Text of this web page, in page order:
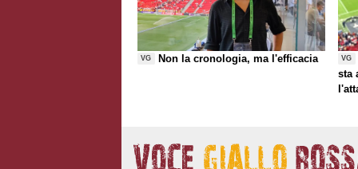
VG Non la cronologia, ma l'efficacia VG
sta